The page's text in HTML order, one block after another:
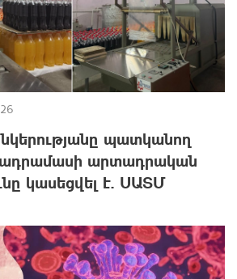
պատկանող
արտադրական
կասեցվել է. ՍԱՏՄ